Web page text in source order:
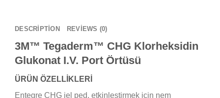
DESCRIPTION REVIEWS (0)
3M™ Tegaderm™ CHG Klorheksidin
Glukonat I.V. Port Örtüsü
ÜRÜN ÖZELLİKLERİ
Entegre CHG jel ped, etkinleştirmek için nem